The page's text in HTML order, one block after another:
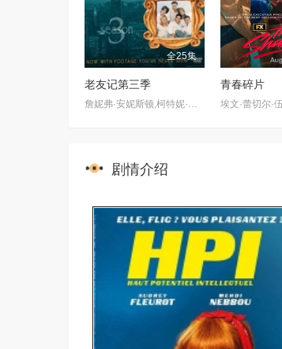
全25集
老友记第三季 青春碎片
剧情介绍